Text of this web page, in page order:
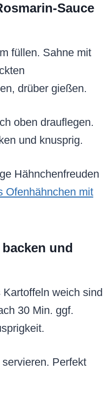
Sauce
füllen. Sahne mit
drüber gießen.
oben drauflegen.
und knusprig.
Hähnchenfreuden
Ofenhähnchen mit
und
weich sind
30 Min. ggf.
Perfekt